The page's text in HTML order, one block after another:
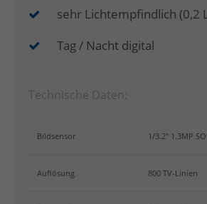
sehr Lichtempfindlich (0,2
Tag / Nacht digital
Technische Daten:
Bildsensor 1/3.2" 1.3MP
Auflösung 800 TV-Linien